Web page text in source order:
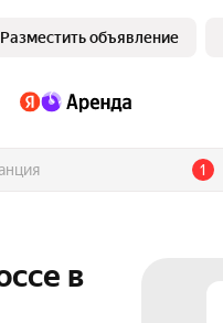
Разместить объявление
1
в